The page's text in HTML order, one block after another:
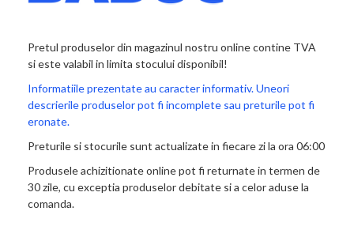
Pretul produselor din magazinul nostru online contine TVA
si este valabil in limita stocului disponibil!
Informatiile prezentate au caracter informativ. Uneori
descrierile produselor pot fi incomplete sau preturile pot fi
eronate.
Preturile si stocurile sunt actualizate in fiecare zi la ora 06:00
Produsele achizitionate online pot fi returnate in termen de
30 zile, cu exceptia produselor debitate si a celor aduse la
comanda.